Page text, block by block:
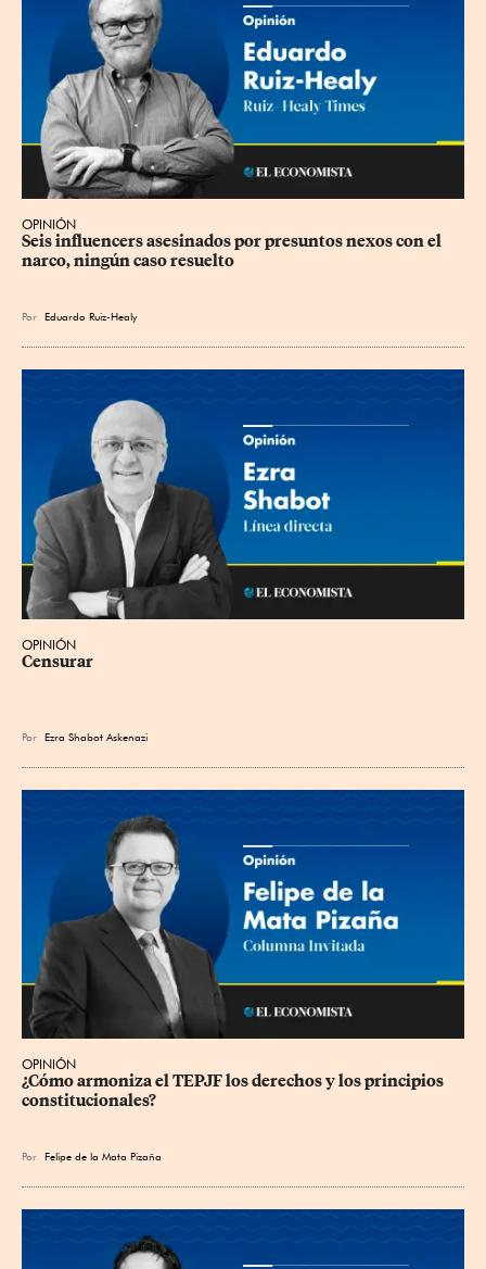
OPINIÓN
Seis influencers asesinados por presuntos nexos con el
narco, ningún caso resuelto
Por Eduardo Ruiz-Healy
OPINIÓN
Censurar
Por Ezra Shabot Askenazi
OPINIÓN
¿Cómo armoniza el TEPJF los derechos y los principios
constitucionales?
Por Felipe de la Mata Pizaña